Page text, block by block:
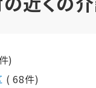
)
( 68件)